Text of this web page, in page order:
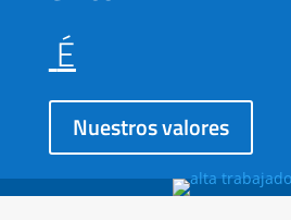
É
Nuestros valores